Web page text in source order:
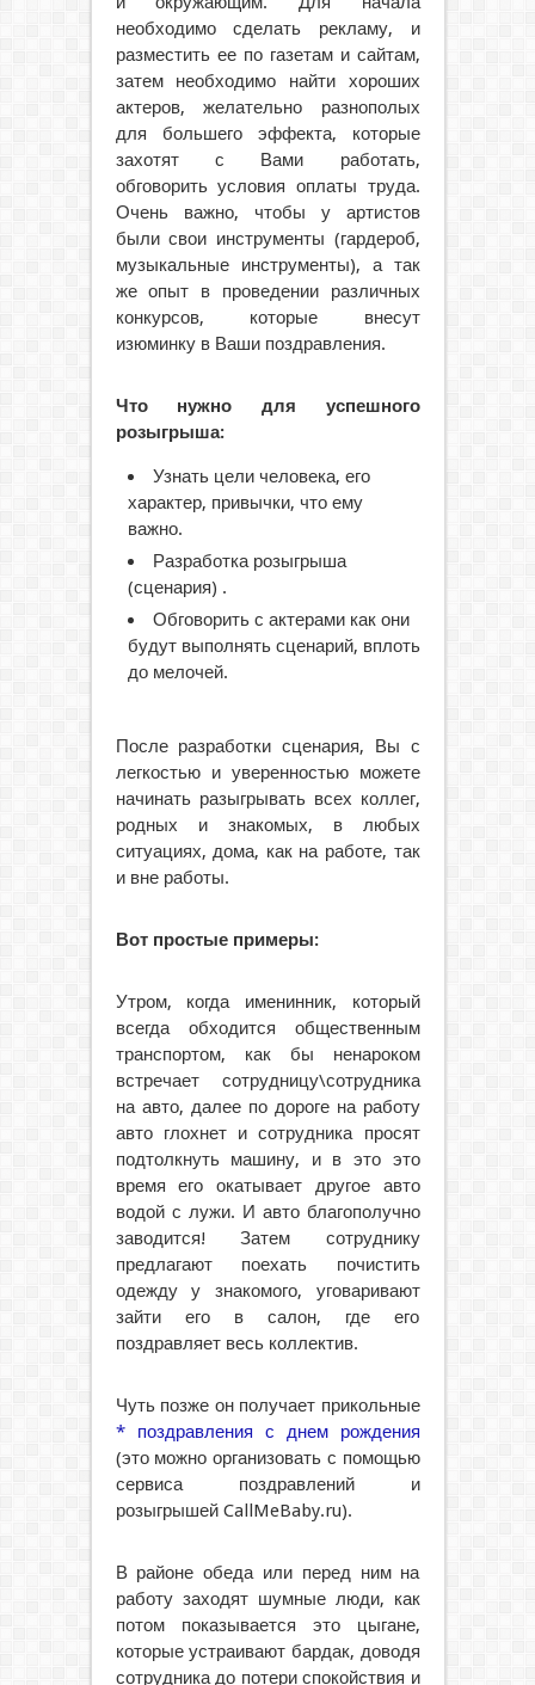
необходимо сделать рекламу, и
разместить ее по газетам и сайтам,
затем необходимо найти хороших
актеров, желательно разнополых
для большего эффекта, которые
захотят с Вами работать,
обговорить условия оплаты труда.
Очень важно, чтобы у артистов
были свои инструменты (гардероб,
музыкальные инструменты), а так
же опыт в проведении различных
конкурсов, которые внесут
изюминку в Ваши поздравления.
Что нужно для успешного
розыгрыша:
Узнать цели человека, его
характер, привычки, что ему
важно.
Разработка розыгрыша
(сценария) .
Обговорить с актерами как они
будут выполнять сценарий, вплоть
до мелочей.
После разработки сценария, Вы с
легкостью и уверенностью можете
начинать разыгрывать всех коллег,
родных и знакомых, в любых
ситуациях, дома, как на работе, так
и вне работы.
Вот простые примеры:
Утром, когда именинник, который
всегда обходится общественным
транспортом, как бы ненароком
встречает сотрудницу\сотрудника
на авто, далее по дороге на работу
авто глохнет и сотрудника просят
подтолкнуть машину, и в это это
время его окатывает другое авто
водой с лужи. И авто благополучно
заводится! Затем сотруднику
предлагают поехать почистить
одежду у знакомого, уговаривают
зайти его в салон, где его
поздравляет весь коллектив.
Чуть позже он получает прикольные
* поздравления с днем рождения
(это можно организовать с помощью
сервиса поздравлений и
розыгрышей CallMeBaby.ru).
В районе обеда или перед ним на
работу заходят шумные люди, как
потом показывается это цыгане,
которые устраивают бардак, доводя
сотрудника до потери спокойствия и